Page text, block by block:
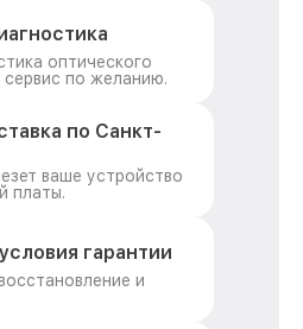
оптического
по желанию.
по Санкт-
ваше устройство
платы.
гарантии
и